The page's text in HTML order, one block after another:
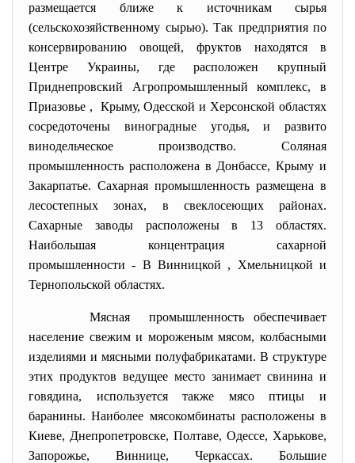
размещается ближе к источникам сырья
(сельскохозяйственному сырью). Так предприятия по
консервированию овощей, фруктов находятся в
Центре Украины, где расположен крупный
Приднепровский Агропромышленный комплекс, в
Приазовье , Крыму, Одесской и Херсонской областях
сосредоточены виноградные угодья, и развито
винодельческое производство. Соляная
промышленность расположена в Донбассе, Крыму и
Закарпатье. Сахарная промышленность размещена в
лесостепных зонах, в свеклосеющих районах.
Сахарные заводы расположены в 13 областях.
Наибольшая концентрация сахарной
промышленности - В Винницкой , Хмельницкой и
Тернопольской областях.
Мясная промышленность обеспечивает
население свежим и мороженым мясом, колбасными
изделиями и мясными полуфабрикатами. В структуре
этих продуктов ведущее место занимает свинина и
говядина, используется также мясо птицы и
баранины. Наиболее мясокомбинаты расположены в
Киеве, Днепропетровске, Полтаве, Одессе, Харькове,
Запорожье, Виннице, Черкассах. Большие